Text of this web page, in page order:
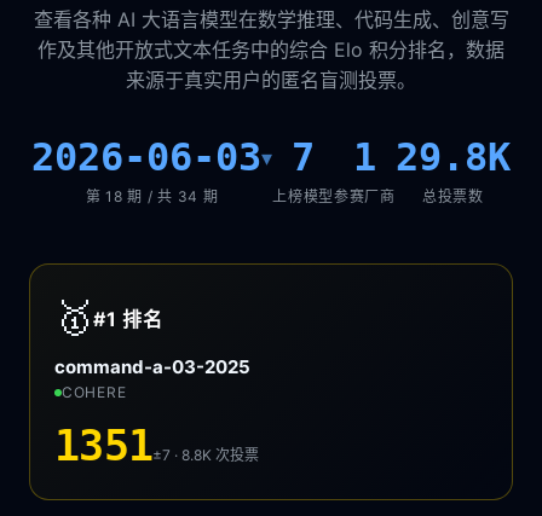
查看各种 AI 大语言模型在数学推理、代码生成、创意写
作及其他开放式文本任务中的综合 Elo 积分排名，数据
来源于真实用户的匿名盲测投票。
2026-06-03▾
第 18 期 / 共 34 期
7
上榜模型
1
参赛厂商
29.8K
总投票数
🥇 #1排名
command-a-03-2025
COHERE
1351±7 · 8.8K次投票